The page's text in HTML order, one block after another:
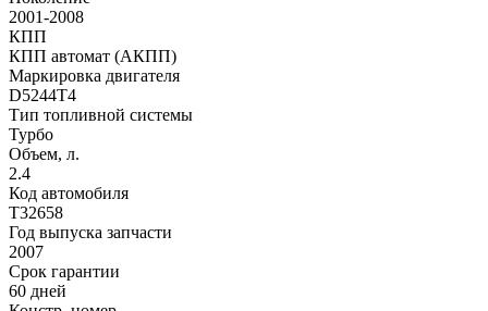
2001-2008
КПП
КПП автомат (АКПП)
Маркировка двигателя
D5244T4
Тип топливной системы
Турбо
Объем, л.
2.4
Код автомобиля
T32658
Год выпуска запчасти
2007
Срок гарантии
60 дней